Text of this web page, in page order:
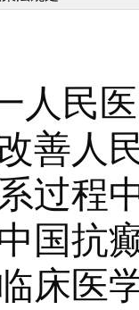
人民
善人
过程
国抗
床医